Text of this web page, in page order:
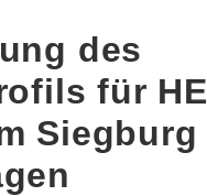
des
für
Siegburg